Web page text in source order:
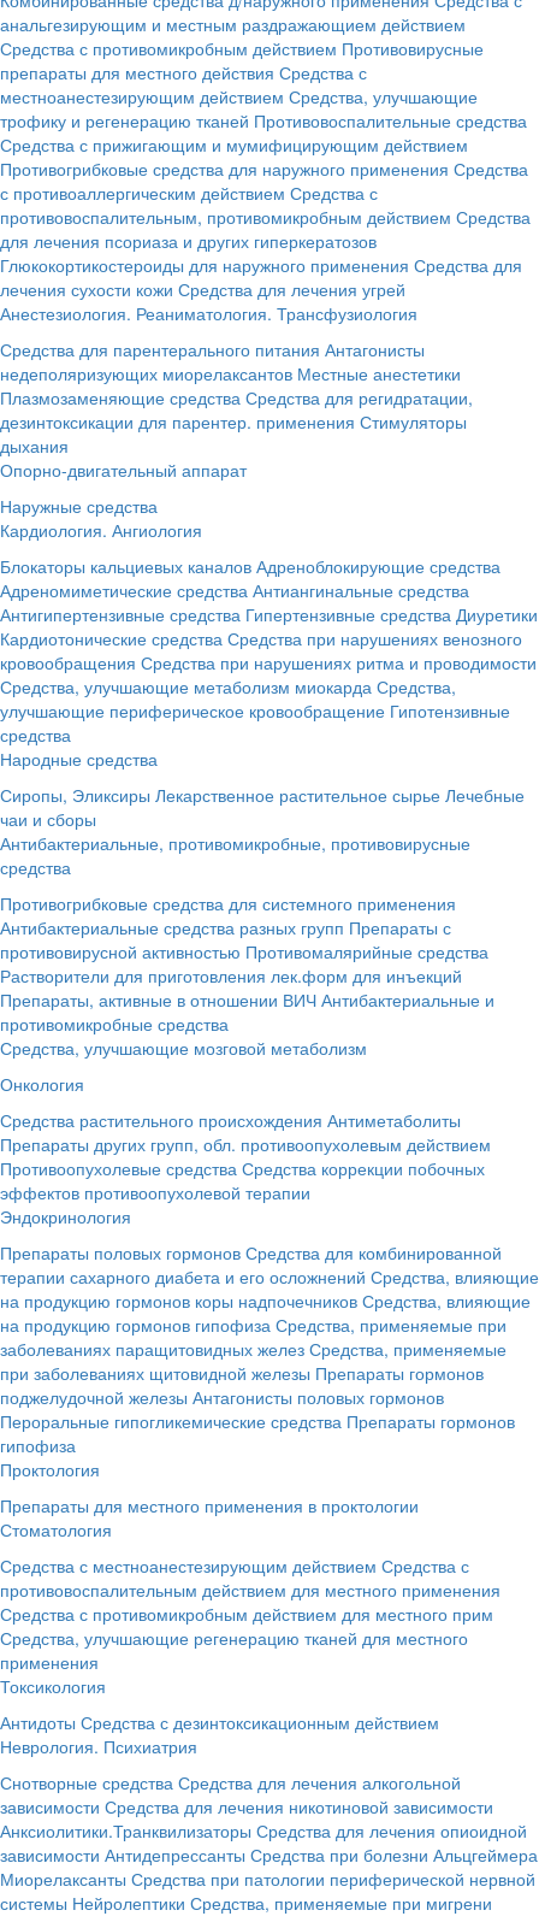
анальгезирующим и местным раздражающием действием
Средства с противомикробным действием Противовирусные
препараты для местного действия Средства с
местноанестезирующим действием Средства, улучшающие
трофику и регенерацию тканей Противовоспалительные средства
Средства с прижигающим и мумифицирующим действием
Противогрибковые средства для наружного применения Средства
с противоаллергическим действием Средства с
противовоспалительным, противомикробным действием Средства
для лечения псориаза и других гиперкератозов
Глюкокортикостероиды для наружного применения Средства для
лечения сухости кожи Средства для лечения угрей
Анестезиология. Реаниматология. Трансфузиология
Средства для парентерального питания Антагонисты
недеполяризующих миорелаксантов Местные анестетики
Плазмозаменяющие средства Средства для регидратации,
дезинтоксикации для парентер. применения Стимуляторы
дыхания
Опорно-двигательный аппарат
Наружные средства
Кардиология. Ангиология
Блокаторы кальциевых каналов Адреноблокирующие средства
Адреномиметические средства Антиангинальные средства
Антигипертензивные средства Гипертензивные средства Диуретики
Кардиотонические средства Средства при нарушениях венозного
кровообращения Средства при нарушениях ритма и проводимости
Средства, улучшающие метаболизм миокарда Средства,
улучшающие периферическое кровообращение Гипотензивные
средства
Народные средства
Сиропы, Эликсиры Лекарственное растительное сырье Лечебные
чаи и сборы
Антибактериальные, противомикробные, противовирусные
средства
Противогрибковые средства для системного применения
Антибактериальные средства разных групп Препараты с
противовирусной активностью Противомалярийные средства
Растворители для приготовления лек.форм для инъекций
Препараты, активные в отношении ВИЧ Антибактериальные и
противомикробные средства
Средства, улучшающие мозговой метаболизм
Онкология
Средства растительного происхождения Антиметаболиты
Препараты других групп, обл. противоопухолевым действием
Противоопухолевые средства Средства коррекции побочных
эффектов противоопухолевой терапии
Эндокринология
Препараты половых гормонов Средства для комбинированной
терапии сахарного диабета и его осложнений Средства, влияющие
на продукцию гормонов коры надпочечников Средства, влияющие
на продукцию гормонов гипофиза Средства, применяемые при
заболеваниях паращитовидных желез Средства, применяемые
при заболеваниях щитовидной железы Препараты гормонов
поджелудочной железы Антагонисты половых гормонов
Пероральные гипогликемические средства Препараты гормонов
гипофиза
Проктология
Препараты для местного применения в проктологии
Стоматология
Средства с местноанестезирующим действием Средства с
противовоспалительным действием для местного применения
Средства с противомикробным действием для местного прим
Средства, улучшающие регенерацию тканей для местного
применения
Токсикология
Антидоты Средства с дезинтоксикационным действием
Неврология. Психиатрия
Снотворные средства Средства для лечения алкогольной
зависимости Средства для лечения никотиновой зависимости
Анксиолитики.Транквилизаторы Средства для лечения опиоидной
зависимости Антидепрессанты Средства при болезни Альцгеймера
Миорелаксанты Средства при патологии периферической нервной
системы Нейролептики Средства, применяемые при мигрени